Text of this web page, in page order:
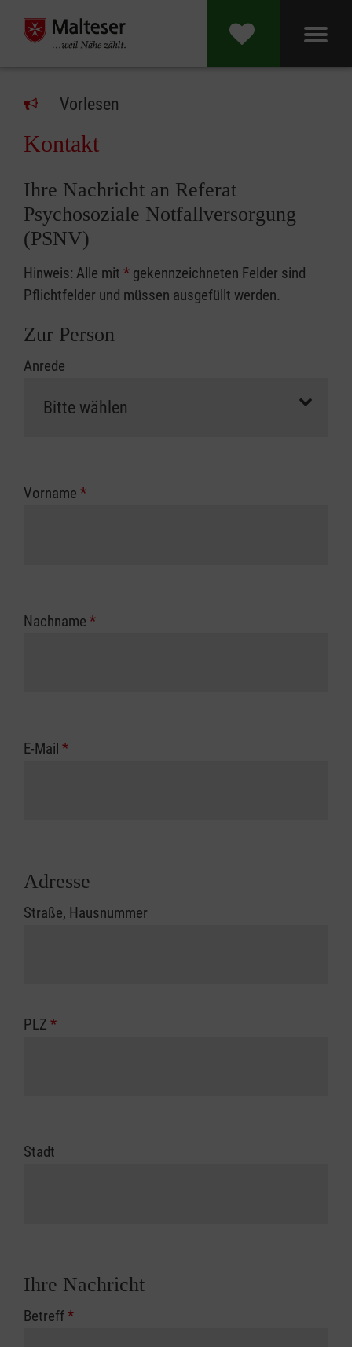
Vorlesen
Kontakt
Ihre Nachricht an Referat
Psychosoziale Notfallversorgung
(PSNV)
Hinweis: Alle mit * gekennzeichneten Felder sind
Pflichtfelder und müssen ausgefüllt werden.
Zur Person
Anrede
Vorname *
Nachname *
E-Mail *
Adresse
Straße, Hausnummer
PLZ *
Stadt
Ihre Nachricht
Betreff*